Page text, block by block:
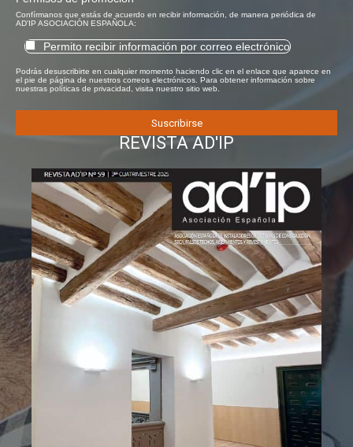
Confírmanos que estás de acuerdo en recibir información, de manera periódica de
AD'IP ASOCIACIÓN ESPAÑOLA:
Permito recibir información por correo electrónico
Podrás desuscribirte en cualquier momento haciendo clic en el enlace que aparece en
el pie de página de nuestros correos electrónicos. Para obtener información sobre
nuestras políticas de privacidad, visita nuestro sitio web.
REVISTA AD'IP